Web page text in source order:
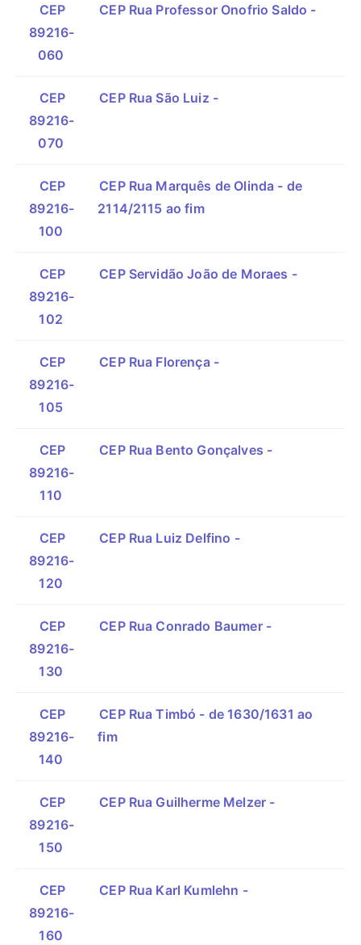
CEP
89216-
060
CEP Rua Professor Onofrio Saldo -
CEP
89216-
070
CEP Rua São Luiz -
CEP
89216-
100
CEP Rua Marquês de Olinda - de
2114/2115 ao fim
CEP
89216-
102
CEP Servidão João de Moraes -
CEP
89216-
105
CEP Rua Florença -
CEP
89216-
110
CEP Rua Bento Gonçalves -
CEP
89216-
120
CEP Rua Luiz Delfino -
CEP
89216-
130
CEP Rua Conrado Baumer -
CEP
89216-
140
CEP Rua Timbó - de 1630/1631 ao
fim
CEP
89216-
150
CEP Rua Guilherme Melzer -
CEP
89216-
160
CEP Rua Karl Kumlehn -